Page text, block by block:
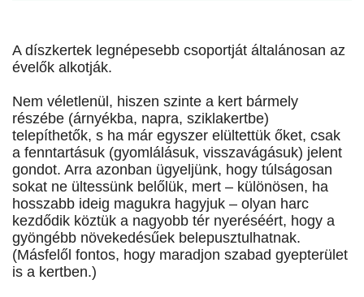
A díszkertek legnépesebb csoportját általánosan az
évelők alkotják.
Nem véletlenül, hiszen szinte a kert bármely
részébe (árnyékba, napra, sziklakertbe)
telepíthetők, s ha már egyszer elültettük őket, csak
a fenntartásuk (gyomlálásuk, visszavágásuk) jelent
gondot. Arra azonban ügyeljünk, hogy túlságosan
sokat ne ültessünk belőlük, mert – különösen, ha
hosszabb ideig magukra hagyjuk – olyan harc
kezdődik köztük a nagyobb tér nyeréséért, hogy a
gyöngébb növekedésűek belepusztulhatnak.
(Másfelől fontos, hogy maradjon szabad gyepterület
is a kertben.)